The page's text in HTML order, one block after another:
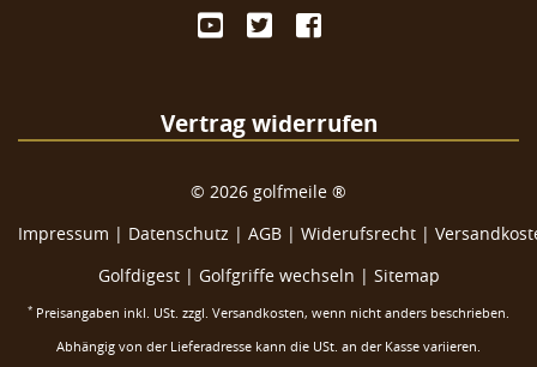
Vertrag widerrufen
© 2026 golfmeile ®
Impressum | Datenschutz | AGB | Widerufsrecht |
Golfdigest| Golfgriffe wechseln | Sitemap
* Preisangaben inkl. USt. zzgl. Versandkosten, wenn nicht anders beschrieben.
Abhängig von der Lieferadresse kann die USt. an der Kasse variieren.